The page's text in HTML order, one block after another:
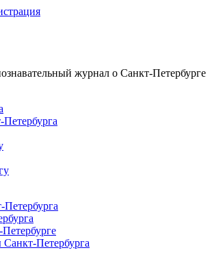
журнал о Санкт-Петербурге
Петербурга